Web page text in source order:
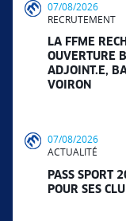
07/08/2026
RECRUTEMENT
LA FFME
OUVERTURE
ADJOINT.E,
VOIRON
07/08/2026
ACTUALITÉ
PASS SPORT
POUR SES